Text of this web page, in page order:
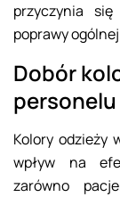
przyczynia
poprawy
Dobór
personelu
Kolory odzieży
wpływ na
zarówno